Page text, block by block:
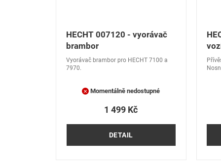
HECHT 007120 - vyorávač
brambor
1 499 Kč
DETAIL
Vyorávač brambor pro HECHT 7100 a
7970.
Momentálně nedostupné